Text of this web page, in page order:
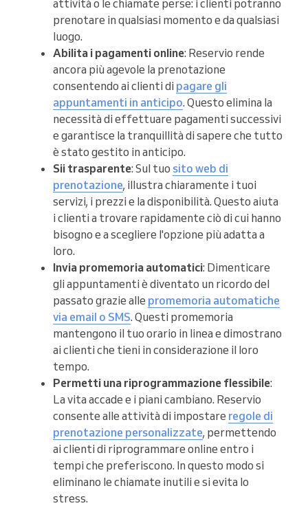
attività o le chiamate perse: i clienti potranno
prenotare in qualsiasi momento e da qualsiasi
luogo.
Abilita i pagamenti online: Reservio rende
ancora più agevole la prenotazione
consentendo ai clienti di pagare gli
appuntamenti in anticipo. Questo elimina la
necessità di effettuare pagamenti successivi
e garantisce la tranquillità di sapere che tutto
è stato gestito in anticipo.
Sii trasparente: Sul tuo sito web di
prenotazione, illustra chiaramente i tuoi
servizi, i prezzi e la disponibilità. Questo aiuta
i clienti a trovare rapidamente ciò di cui hanno
bisogno e a scegliere l'opzione più adatta a
loro.
Invia promemoria automatici: Dimenticare
gli appuntamenti è diventato un ricordo del
passato grazie alle promemoria automatiche
via email o SMS. Questi promemoria
mantengono il tuo orario in linea e dimostrano
ai clienti che tieni in considerazione il loro
tempo.
Permetti una riprogrammazione flessibile:
La vita accade e i piani cambiano. Reservio
consente alle attività di impostare regole di
prenotazione personalizzate, permettendo
ai clienti di riprogrammare online entro i
tempi che preferiscono. In questo modo si
eliminano le chiamate inutili e si evita lo
stress.